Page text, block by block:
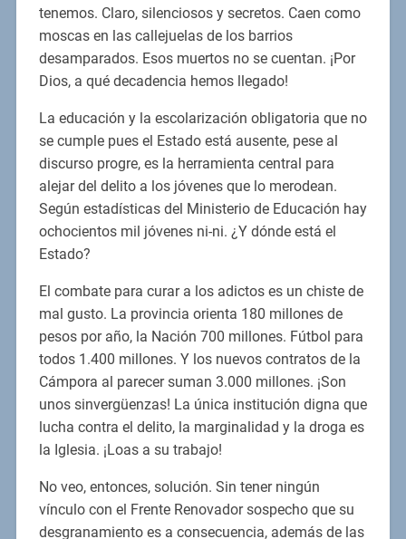
tenemos. Claro, silenciosos y secretos. Caen como
moscas en las callejuelas de los barrios
desamparados. Esos muertos no se cuentan. ¡Por
Dios, a qué decadencia hemos llegado!
La educación y la escolarización obligatoria que no
se cumple pues el Estado está ausente, pese al
discurso progre, es la herramienta central para
alejar del delito a los jóvenes que lo merodean.
Según estadísticas del Ministerio de Educación hay
ochocientos mil jóvenes ni-ni. ¿Y dónde está el
Estado?
El combate para curar a los adictos es un chiste de
mal gusto. La provincia orienta 180 millones de
pesos por año, la Nación 700 millones. Fútbol para
todos 1.400 millones. Y los nuevos contratos de la
Cámpora al parecer suman 3.000 millones. ¡Son
unos sinvergüenzas! La única institución digna que
lucha contra el delito, la marginalidad y la droga es
la Iglesia. ¡Loas a su trabajo!
No veo, entonces, solución. Sin tener ningún
vínculo con el Frente Renovador sospecho que su
desgranamiento es a consecuencia, además de las